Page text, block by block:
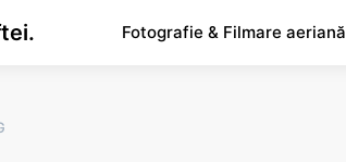
Fotografie & Filmare aeriană